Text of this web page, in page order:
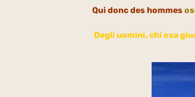
Qui donc des hommes
Degli uomini, chi osa